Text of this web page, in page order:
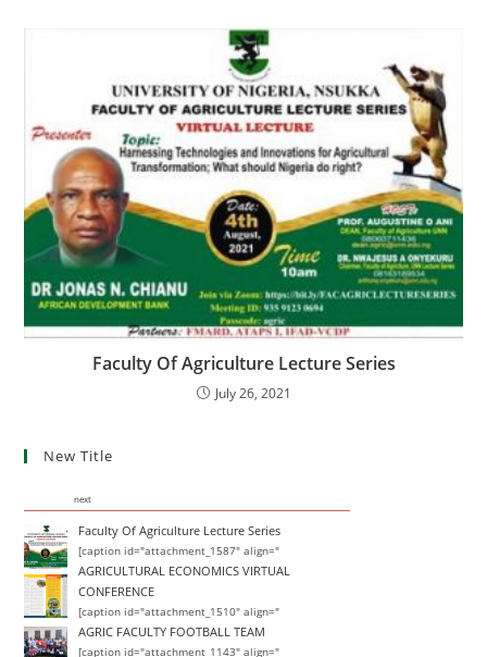
Faculty Of Agriculture Lecture Series
July 26, 2021
New Title
next
Faculty Of Agriculture Lecture Series
[caption id="attachment_1587" align="
AGRICULTURAL ECONOMICS VIRTUAL
CONFERENCE
[caption id="attachment_1510" align="
AGRIC FACULTY FOOTBALL TEAM
[caption id="attachment_1143" align="